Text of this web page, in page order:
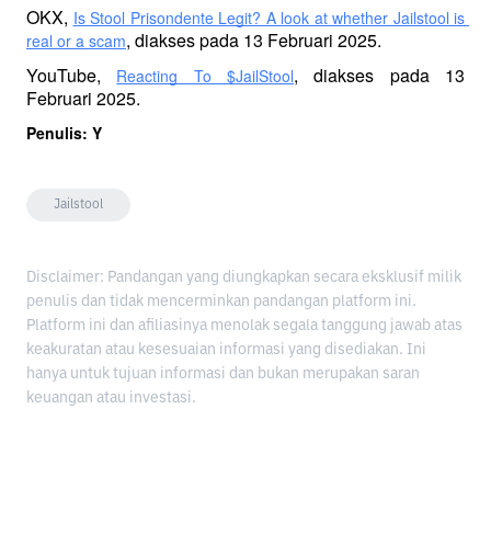
OKX, Is Stool Prisondente Legit? A look at whether Jailstool is
real or a scam, diakses pada 13 Februari 2025.
YouTube,
Reacting To $JailStool, diakses pada 13
Februari 2025.
Penulis: Y
Jailstool
Disclaimer: Pandangan yang diungkapkan secara eksklusif milik
penulis dan tidak mencerminkan pandangan platform ini.
Platform ini dan afiliasinya menolak segala tanggung jawab atas
keakuratan atau kesesuaian informasi yang disediakan. Ini
hanya untuk tujuan informasi dan bukan merupakan saran
keuangan atau investasi.